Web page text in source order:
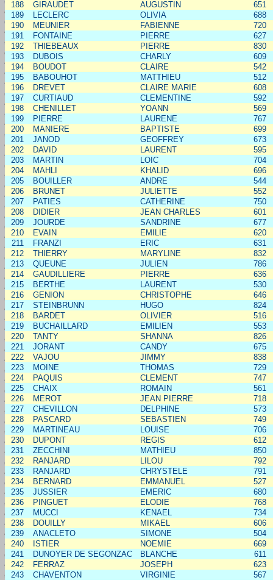
188 GIRAUDET AUGUSTIN
651
189
LECLERC OLIVIA
688
190
MEUNIER FABIENNE
720
191
FONTAINE PIERRE
627
192
THIEBEAUX PIERRE
830
193
DUBOIS CHARLY
609
194
BOUDOT CLAIRE
542
195
BABOUHOT MATTHIEU
512
196
DREVET CLAIRE MARIE
608
197
CURTIAUD CLEMENTINE
592
198
CHENILLET YOANN
569
199
PIERRE LAURENE
767
200
MANIERE BAPTISTE
699
201
JANOD GEOFFREY
673
202
DAVID LAURENT
595
203
MARTIN LOIC
704
204
MAHLI KHALID
696
205
BOUILLER ANDRE
544
206
BRUNET JULIETTE
552
207
PATIES CATHERINE
750
208
DIDIER JEAN CHARLES
601
209
JOURDE SANDRINE
677
210
EVAIN EMILIE
620
211
FRANZI ERIC
631
212
THIERRY MARYLINE
832
213
QUEUNE JULIEN
786
214
GAUDILLIERE PIERRE
636
215
BERTHE LAURENT
530
216
GENION CHRISTOPHE
646
217
STEINBRUNN HUGO
824
218
BARDET OLIVIER
516
219
BUCHAILLARD EMILIEN
553
220
TANTY SHANNA
826
221
JORANT CANDY
675
222
VAJOU JIMMY
838
223
MOINE THOMAS
729
224
PAQUIS CLEMENT
747
225
CHAIX ROMAIN
561
226
MEROT JEAN PIERRE
718
227
CHEVILLON DELPHINE
573
228
PASCARD SEBASTIEN
749
229
MARTINEAU LOUISE
706
230
DUPONT REGIS
612
231
ZECCHINI MATHIEU
850
232
RANJARD LILOU
792
233
RANJARD CHRYSTELE
791
234
BERNARD EMMANUEL
527
235
JUSSIER EMERIC
680
236
PINGUET ELODIE
768
237
MUCCI KENAEL
734
238
DOUILLY MIKAEL
606
239
ANACLETO SIMONE
504
240
ISTIER NOEMIE
669
241
DUNOYER DE SEGONZAC BLANCHE
611
242
FERRAZ JOSEPH
623
243
CHAVENTON VIRGINIE
567